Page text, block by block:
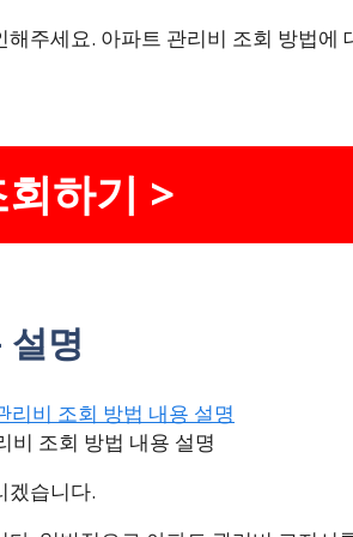
주세요. 아파트 관리비 조회 방법에
하기 >
명
비 조회 방법 내용 설명
겠습니다.